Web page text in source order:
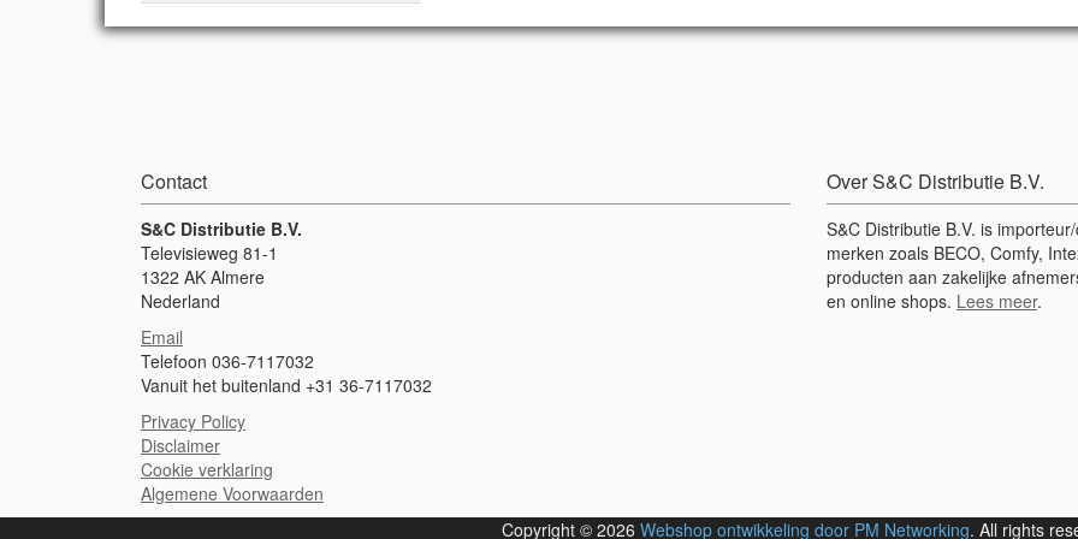
Contact
S&C Distributie B.V.
Televisieweg 81-1
1322 AK Almere
Nederland
Email
Telefoon 036-7117032
Vanuit het buitenland +31 36-7117032
Privacy Policy
Disclaimer
Cookie verklaring
Algemene Voorwaarden
Over S&C Distributie B.V.
S&C Distributie B.V. is
merken zoals BECO, Comfy,
producten aan zakelijke
en online shops. Lees meer.
Copyright © 2026 Webshop ontwikkeling door PM Networking. All rights